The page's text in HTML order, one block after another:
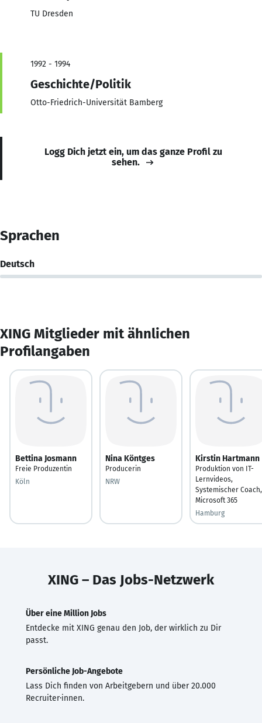
TU Dresden
1992 - 1994
Geschichte/Politik
Otto-Friedrich-Universität Bamberg
Logg Dich jetzt ein, um das ganze Profil zu
sehen.
Sprachen
Deutsch
XING Mitglieder mit ähnlichen
Profilangaben
Bettina Josmann
Freie Produzentin
Köln
Nina Köntges
Producerin
NRW
Kirstin Hartmann
Produktion von IT-
Lernvideos,
Systemischer Coach,
Microsoft 365
Hamburg
XING – Das Jobs-Netzwerk
Über eine Million Jobs
Entdecke mit XING genau den Job, der wirklich zu Dir
passt.
Persönliche Job-Angebote
Lass Dich finden von Arbeitgebern und über 20.000
Recruiter·innen.